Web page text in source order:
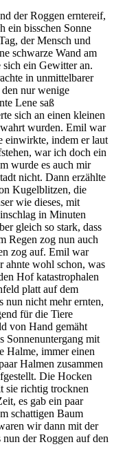
der Roggen erntereif,
ein bisschen Sonne
der Mensch und
schwarze Wand am
ein Gewitter an.
in unmittelbarer
nur wenige
Lene saß
sich an einen kleinen
wurden. Emil war
einwirkte, indem er laut
war ich doch ein
wurde es auch mir
nicht. Dann erzählte
Kugelblitzen, die
wie dieses, mit
in Minuten
gleich so stark, dass
Regen zog nun auch
zog auf. Emil war
ahnte wohl schon, was
Hof katastrophalen
platt auf dem
nun nicht mehr ernten,
für die Tiere
von Hand gemäht
Sonnenuntergang mit
Halme, immer einen
Halmen zusammen
Die Hocken
sie richtig trocknen
es gab ein paar
schattigen Baum
wir dann mit der
der Roggen auf den